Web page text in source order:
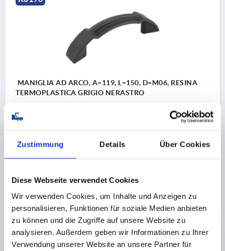
Zustimmung Details Über Cookies
Diese Webseite verwendet Cookies
Wir verwenden Cookies, um Inhalte und Anzeigen zu
personalisieren, Funktionen für soziale Medien anbieten
zu können und die Zugriffe auf unsere Website zu
analysieren. Außerdem geben wir Informationen zu Ihrer
Verwendung unserer Website an unsere Partner für
MANIGLIA AD ARCO, A=119, L=150, D=M06, RESINA
TERMOPLASTICA GRIGIO NERASTRO
DISTANZA DEI FORI=119
FORO DI MONTAGGIO=M6
LUNGHEZZA=150
CAPACITÀ DI CARICO N =1000
B=25
Numero d’ordine:
6,02 CHF
+ IVA
DETTAGLI PRODOTTO